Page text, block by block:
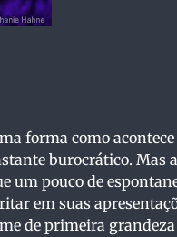
forma como
burocrático. Mas
um pouco de
em suas
de primeira